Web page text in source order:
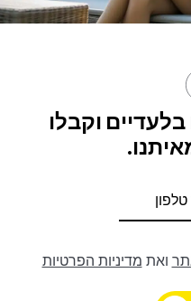
וקבלו
ואת מדיניות הפרטיות